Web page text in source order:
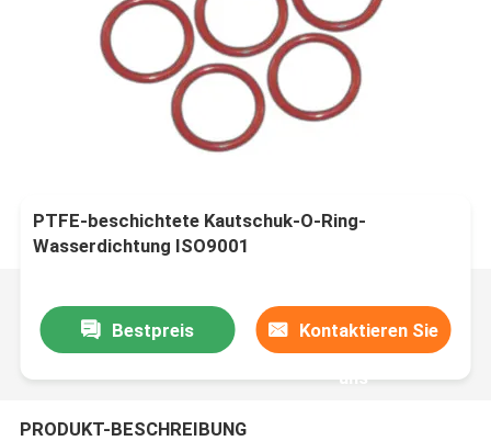
PTFE-beschichtete Kautschuk-O-Ring-
Wasserdichtung ISO9001
Bestpreis Kontaktieren Sie
uns
PRODUKT-BESCHREIBUNG